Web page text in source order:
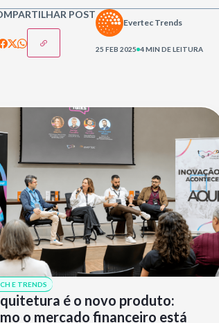
POST
Evertec Trends
25 FEB 2025 4 MIN DE LEITURA
E TRENDS
é o novo produto:
o mercado financeiro está